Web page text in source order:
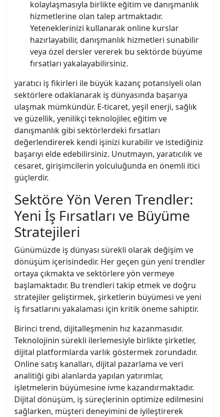
kolaylaşmasıyla birlikte eğitim ve danışmanlık
hizmetlerine olan talep artmaktadır.
Yeteneklerinizi kullanarak online kurslar
hazırlayabilir, danışmanlık hizmetleri sunabilir
veya özel dersler vererek bu sektörde büyüme
fırsatları yakalayabilirsiniz.
yaratıcı iş fikirleri ile büyük kazanç potansiyeli olan
sektörlere odaklanarak iş dünyasında başarıya
ulaşmak mümkündür. E-ticaret, yeşil enerji, sağlık
ve güzellik, yenilikçi teknolojiler, eğitim ve
danışmanlık gibi sektörlerdeki fırsatları
değerlendirerek kendi işinizi kurabilir ve istediğiniz
başarıyı elde edebilirsiniz. Unutmayın, yaratıcılık ve
cesaret, girişimcilerin yolculuğunda en önemli itici
güçlerdir.
Sektöre Yön Veren Trendler:
Yeni İş Fırsatları ve Büyüme
Stratejileri
Günümüzde iş dünyası sürekli olarak değişim ve
dönüşüm içerisindedir. Her geçen gün yeni trendler
ortaya çıkmakta ve sektörlere yön vermeye
başlamaktadır. Bu trendleri takip etmek ve doğru
stratejiler geliştirmek, şirketlerin büyümesi ve yeni
iş fırsatlarını yakalaması için kritik öneme sahiptir.
Birinci trend, dijitalleşmenin hız kazanmasıdır.
Teknolojinin sürekli ilerlemesiyle birlikte şirketler,
dijital platformlarda varlık göstermek zorundadır.
Online satış kanalları, dijital pazarlama ve veri
analitiği gibi alanlarda yapılan yatırımlar,
işletmelerin büyümesine ivme kazandırmaktadır.
Dijital dönüşüm, iş süreçlerinin optimize edilmesini
sağlarken, müşteri deneyimini de iyileştirerek